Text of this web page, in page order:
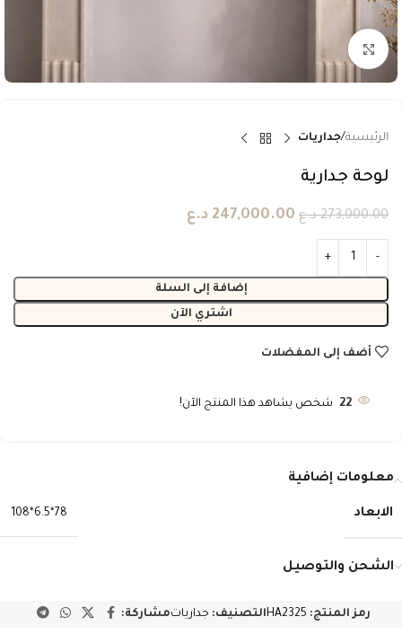
انقر للتكبير
الرئيسية جداريات
لوحة جدارية
273,000.00 د.ع 247,000.00 د.ع
إضافة إلى السلة
اشتري الآن
أضف إلى المفضلات
22 شخص يشاهد هذا المنتج الآن!
معلومات إضافية
الابعاد 78*6.5*108
الشحن والتوصيل
رمز المنتج: HA2325التصنيف: جدارياتمشاركة: